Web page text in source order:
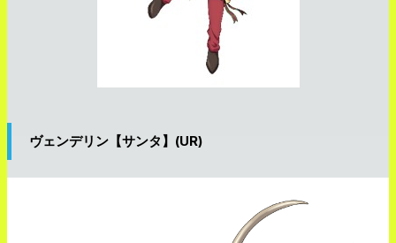
ヴェンデリン【サンタ】(UR)